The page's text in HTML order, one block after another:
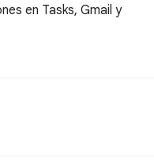
en Tasks, Gmail y